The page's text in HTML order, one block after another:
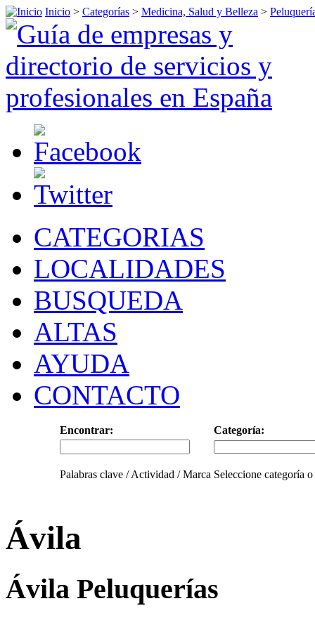
Inicio > Categorías > Medicina, Salud y Belleza >
CATEGORIAS
LOCALIDADES
BUSQUEDA
ALTAS
AYUDA
CONTACTO
Encontrar: Categoría:
Palabras clave / Actividad / Marca Seleccione categoría
Ávila
Ávila Peluquerías